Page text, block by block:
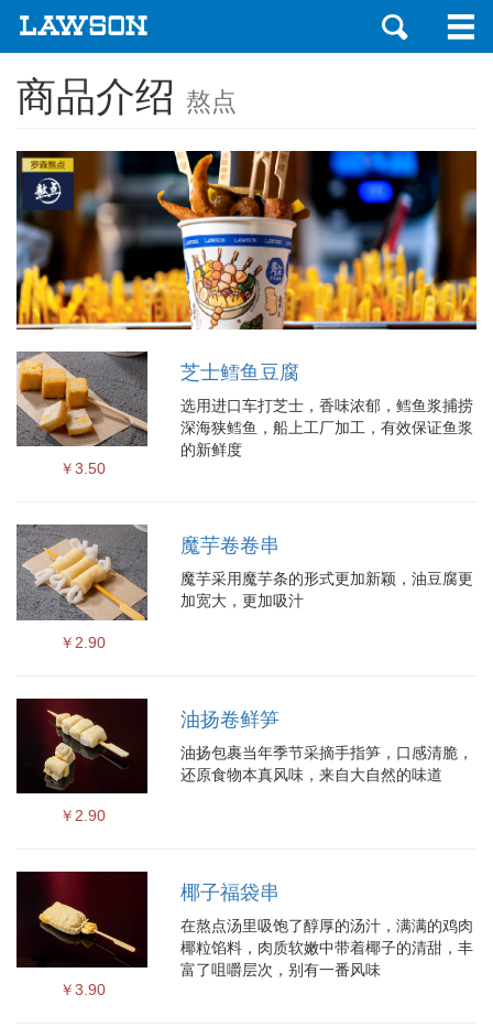
商品介绍 熬点
￥3.50
芝士鳕鱼豆腐
选用进口车打芝士，香味浓郁，鳕鱼浆捕捞
深海狭鳕鱼，船上工厂加工，有效保证鱼浆
的新鲜度
￥2.90
魔芋卷卷串
魔芋采用魔芋条的形式更加新颖，油豆腐更
加宽大，更加吸汁
￥2.90
油扬卷鲜笋
油扬包裹当年季节采摘手指笋，口感清脆，
还原食物本真风味，来自大自然的味道
￥3.90
椰子福袋串
在熬点汤里吸饱了醇厚的汤汁，满满的鸡肉
椰粒馅料，肉质软嫩中带着椰子的清甜，丰
富了咀嚼层次，别有一番风味